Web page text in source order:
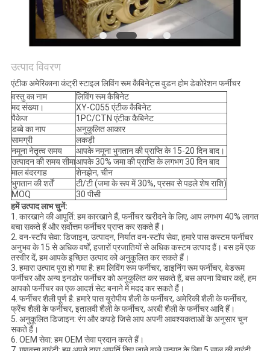
उत्पाद विवरण
एंटीक अमेरिकाना कंट्री स्टाइल लिविंग रूम कैबिनेट्स वुडन होम डेकोरेशन फर्नीचर
वस्तु का नाम
लिविंग रूम कैबिनेट
मद संख्या।
XY-C055 एंटीक कैबिनेट
पैकेज
1PC/CTN एंटीक कैबिनेट
डब्बे का नाप
अनुकूलित आकार
सामग्री
लकड़ी
नमूना नेतृत्व समय
आपके नमूना भुगतान की प्राप्ति के 15-20 दिन बाद।
उत्पादन की समय सीमाआपके 30% जमा की प्राप्ति के लगभग 30 दिन बाद
माल बंदरगाह
शेनझेन, चीन
भुगतान की शर्तें
टी/टी (जमा के रूप में 30%, प्रसव से पहले शेष राशि)
MOQ
30 पीसी
हमें उत्पाद लाभ चुनें:
1. कारखाने की आपूर्ति: हम कारखाने हैं, फर्नीचर खरीदने के लिए, आप लगभग 40% लागत
बचा सकते हैं और सर्वोत्तम फर्नीचर प्राप्त कर सकते हैं।
2. वन-स्टॉप सेवा: डिजाइन, उत्पादन, निर्यात वन-स्टॉप सेवा, हमारे पास कस्टम फर्नीचर
अनुभव के 15 से अधिक वर्षों, हजारों प्रजातियों से अधिक कस्टम उत्पाद हैं। बस हमें एक
तस्वीर दें, हम आपके इच्छित उत्पाद को अनुकूलित कर सकते हैं।
3. हमारा उत्पाद पूरा हो गया है: हम लिविंग रूम फर्नीचर, डाइनिंग रूम फर्नीचर, बेडरूम
फर्नीचर और अन्य इनडोर फर्नीचर को अनुकूलित कर सकते हैं, बस अपना विचार कहें, हम
आपको फर्नीचर का एक आदर्श सेट बनाने में मदद कर सकते हैं।
4. फर्नीचर शैली पूर्ण है: हमारे पास यूरोपीय शैली के फर्नीचर, अमेरिकी शैली के फर्नीचर,
फ्रेंच शैली के फर्नीचर, इतालवी शैली के फर्नीचर, अरबी शैली के फर्नीचर आदि हैं।
5. अनुकूलित डिजाइन: रंग और कपड़े जिसे आप अपनी आवश्यकताओं के अनुसार चुन
सकते हैं।
6. OEM सेवा: हम OEM सेवा प्रदान करते हैं।